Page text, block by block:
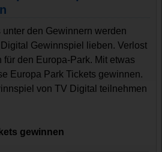
den Gewinnern werden
Gewinnspiel lieben. Verlost
den Europa-Park. Mit etwas
Europa Park Tickets gewinnen.
von TV Digital teilnehmen
gewinnen